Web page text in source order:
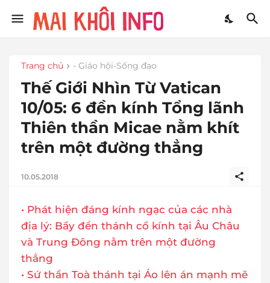
Trang chủ - Giáo hội-Sống đạo
Thế Giới Nhìn Từ Vatican
10/05: 6 đền kính Tổng lãnh
Thiên thần Micae nằm khít
trên một đường thẳng
10.05.2018
• Phát hiện đáng kính ngạc của các nhà
địa lý: Bẩy đền thánh cổ kính tại Âu Châu
và Trung Đông nằm trên một đường
thẳng
• Sứ thần Toà thánh tại Áo lên án mạnh mẽ